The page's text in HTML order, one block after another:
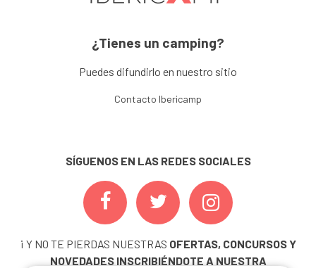
¿Tienes un camping?
Puedes difundirlo en nuestro sitio
Contacto Ibericamp
SÍGUENOS EN LAS REDES SOCIALES
¡ Y NO TE PIERDAS NUESTRAS OFERTAS, CONCURSOS Y
NOVEDADES INSCRIBIÉNDOTE A NUESTRA